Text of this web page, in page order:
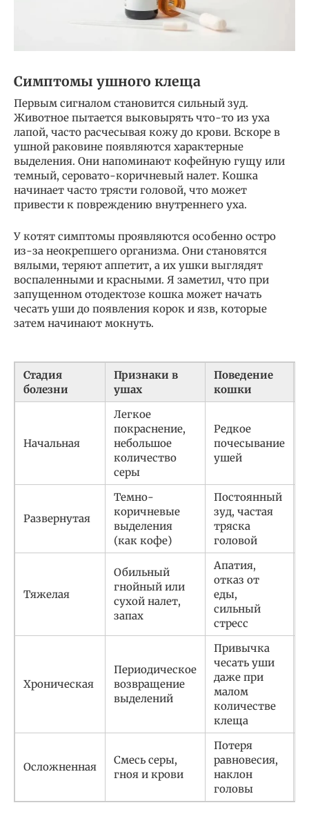
Симптомы ушного клеща
Первым сигналом становится сильный зуд.
Животное пытается выковырять что-то из уха
лапой, часто расчесывая кожу до крови. Вскоре в
ушной раковине появляются характерные
выделения. Они напоминают кофейную гущу или
темный, серовато-коричневый налет. Кошка
начинает часто трясти головой, что может
привести к повреждению внутреннего уха.
У котят симптомы проявляются особенно остро
из-за неокрепшего организма. Они становятся
вялыми, теряют аппетит, а их ушки выглядят
воспаленными и красными. Я заметил, что при
запущенном отодектозе кошка может начать
чесать уши до появления корок и язв, которые
затем начинают мокнуть.
Стадия
болезни
Признаки в
ушах
Поведение
кошки
Начальная
Легкое
покраснение,
небольшое
количество
серы
Редкое
почесывание
ушей
Развернутая
Темно-
коричневые
выделения
(как кофе)
Постоянный
зуд, частая
тряска
головой
Тяжелая
Обильный
гнойный или
сухой налет,
запах
Апатия,
отказ от
еды,
сильный
стресс
Хроническая
Периодическое
возвращение
выделений
Привычка
чесать уши
даже при
малом
количестве
клеща
Осложненная
Смесь серы,
гноя и крови
Потеря
равновесия,
наклон
головы